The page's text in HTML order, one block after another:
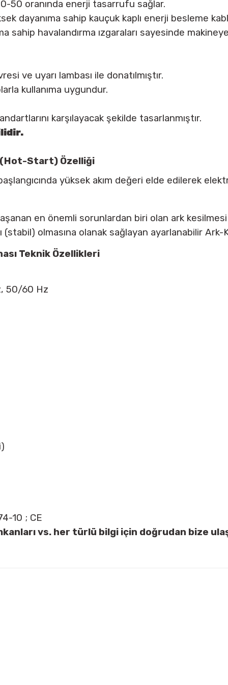
50 oranında enerji tasarrufu sağlar.
dayanıma sahip kauçuk kaplı enerji besleme
sahip havalandırma ızgaraları sayesinde
ve uyarı lambası ile donatılmıştır.
kullanıma uygundur.
karşılayacak şekilde tasarlanmıştır.
(Hot-Start) Özelliği
yüksek akım değeri elde edilerek
en önemli sorunlardan biri olan ark
(stabil) olmasına olanak sağlayan ayarlanabilir
Teknik Özellikleri
50/60 Hz
10 ; CE
vs. her türlü bilgi için doğrudan bize